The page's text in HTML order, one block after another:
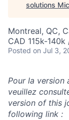
solutions
Montreal, QC,
CAD 115k-
Posted on Jul 3,
Pour la version
veuillez
version of this
following link :